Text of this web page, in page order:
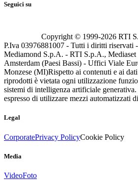
Seguici su
Copyright © 1999-2026 RTI
P.Iva 03976881007 - Tutti i diritti riservati
Mediamond S.p.A. - RTI S.p.A., Mediaset
Amsterdam (Paesi Bassi) - Uffici Viale
Monzese (MI)Rispetto ai contenuti e ai
riprodotti è vietata ogni utilizzazione
sistemi di intelligenza artificiale
espresso di utilizzare mezzi automatizzati
Legal
CorporatePrivacy PolicyCookie Policy
Media
VideoFoto